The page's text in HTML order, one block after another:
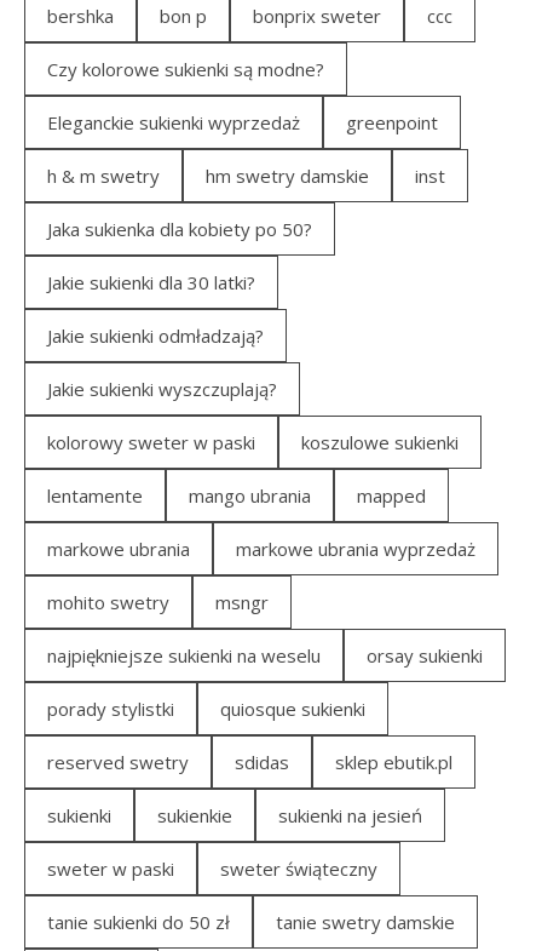
bershka bon p bonprix sweter ccc
Czy kolorowe sukienki są modne?
Eleganckie sukienki wyprzedaż greenpoint
h & m swetry hm swetry damskie inst
Jaka sukienka dla kobiety po 50?
Jakie sukienki dla 30 latki?
Jakie sukienki odmładzają?
Jakie sukienki wyszczuplają?
kolorowy sweter w paski koszulowe sukienki
lentamente mango ubrania mapped
markowe ubrania markowe ubrania wyprzedaż
mohito swetry msngr
najpiękniejsze sukienki na weselu orsay sukienki
porady stylistki quiosque sukienki
reserved swetry sdidas sklep ebutik.pl
sukienki sukienkie sukienki na jesień
sweter w paski sweter świąteczny
tanie sukienki do 50 zł tanie swetry damskie